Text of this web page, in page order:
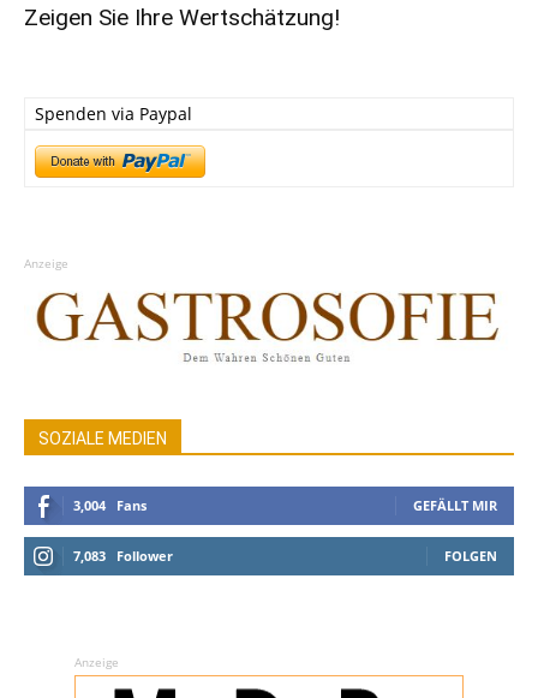
Zeigen Sie Ihre Wertschätzung!
Spenden via Paypal
Anzeige
SOZIALE MEDIEN
3,004 Fans GEFÄLLT MIR
7,083 Follower FOLGEN
Anzeige